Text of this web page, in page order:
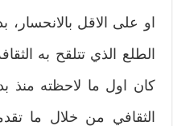
او على الاقل بالانحسار،
الطلع الذي تتلقح به
كان اول ما لاحظته منذ
الثقافي من خلال ما